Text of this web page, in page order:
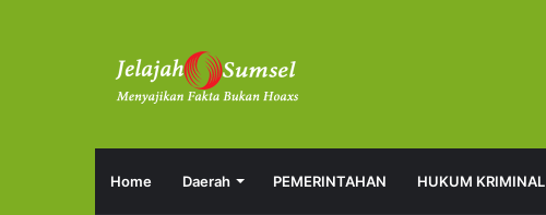
Home Daerah PEMERINTAHAN HUKUM KRIMINAL